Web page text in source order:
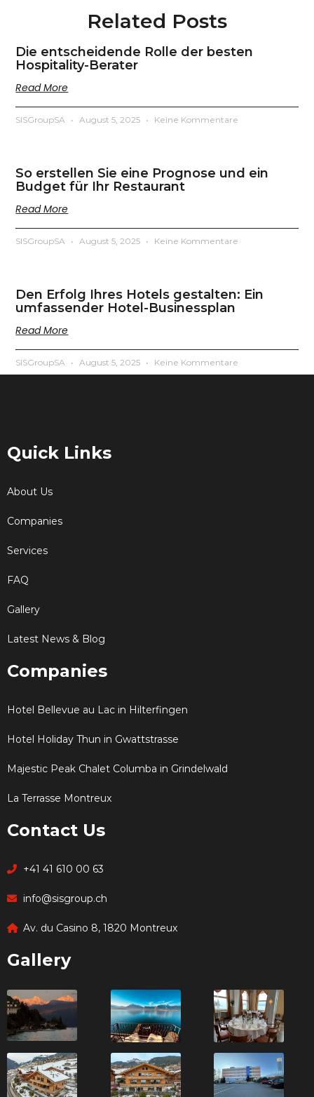
Related Posts
Die entscheidende Rolle der besten
Hospitality-Berater
Read More
SISGroupSA August 5, 2025 Keine Kommentare
So erstellen Sie eine Prognose und ein
Budget für Ihr Restaurant
Read More
SISGroupSA August 5, 2025 Keine Kommentare
Den Erfolg Ihres Hotels gestalten: Ein
umfassender Hotel-Businessplan
Read More
SISGroupSA August 5, 2025 Keine Kommentare
Quick Links
About Us
Companies
Services
FAQ
Gallery
Latest News & Blog
Companies
Hotel Bellevue au Lac in Hilterfingen
Hotel Holiday Thun in Gwattstrasse
Majestic Peak Chalet Columba in Grindelwald
La Terrasse Montreux
Contact Us
+41 41 610 00 63
info@sisgroup.ch
Av. du Casino 8, 1820 Montreux
Gallery